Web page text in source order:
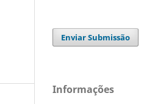
Enviar Submissão
Informações